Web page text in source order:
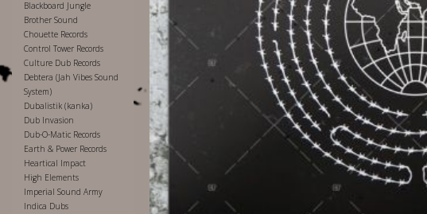
Blackboard Jungle
Brother Sound
Chouette Records
Control Tower Records
Culture Dub Records
Debtera (Jah Vibes Sound
System)
Dubalistik (kanka)
Dub Invasion
Dub-O-Matic Records
Earth & Power Records
Heartical Impact
High Elements
Imperial Sound Army
Indica Dubs